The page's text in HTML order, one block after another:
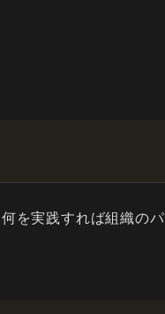
を実践すれば組織のパ